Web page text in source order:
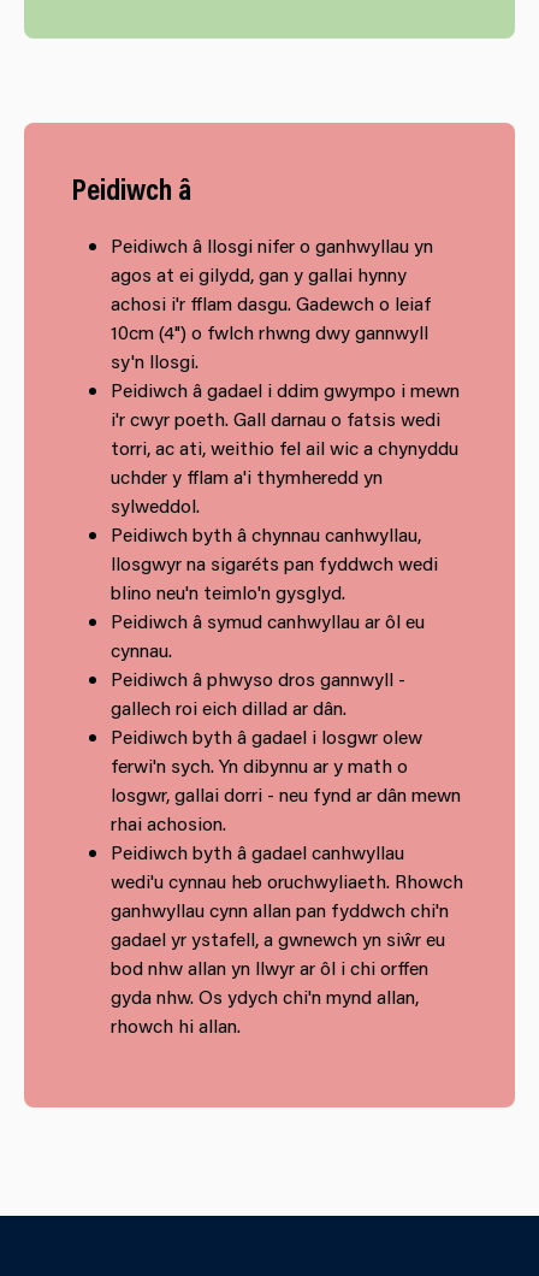
Peidiwch â
Peidiwch â llosgi nifer o ganhwyllau yn
agos at ei gilydd, gan y gallai hynny
achosi i'r fflam dasgu. Gadewch o leiaf
10cm (4") o fwlch rhwng dwy gannwyll
sy'n llosgi.
Peidiwch â gadael i ddim gwympo i mewn
i'r cwyr poeth. Gall darnau o fatsis wedi
torri, ac ati, weithio fel ail wic a chynyddu
uchder y fflam a'i thymheredd yn
sylweddol.
Peidiwch byth â chynnau canhwyllau,
llosgwyr na sigaréts pan fyddwch wedi
blino neu'n teimlo'n gysglyd.
Peidiwch â symud canhwyllau ar ôl eu
cynnau.
Peidiwch â phwyso dros gannwyll -
gallech roi eich dillad ar dân.
Peidiwch byth â gadael i losgwr olew
ferwi'n sych. Yn dibynnu ar y math o
losgwr, gallai dorri - neu fynd ar dân mewn
rhai achosion.
Peidiwch byth â gadael canhwyllau
wedi'u cynnau heb oruchwyliaeth. Rhowch
ganhwyllau cynn allan pan fyddwch chi'n
gadael yr ystafell, a gwnewch yn siŵr eu
bod nhw allan yn llwyr ar ôl i chi orffen
gyda nhw. Os ydych chi'n mynd allan,
rhowch hi allan.